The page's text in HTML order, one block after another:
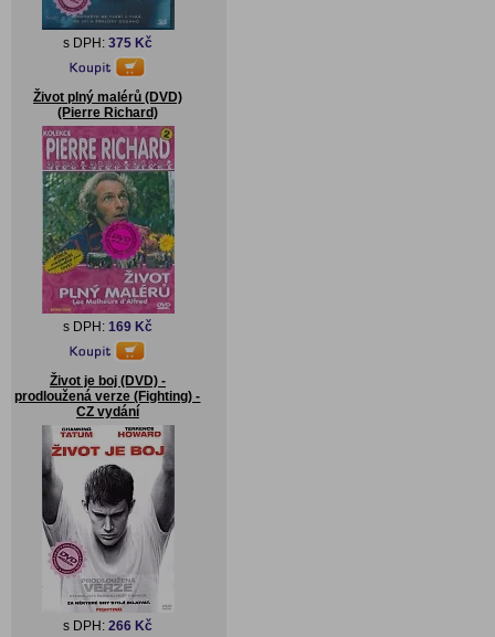
s DPH: 375 Kč
Život plný malérů (DVD)
(Pierre Richard)
s DPH: 169 Kč
Život je boj (DVD) -
prodloužená verze (Fighting) -
CZ vydání
s DPH: 266 Kč